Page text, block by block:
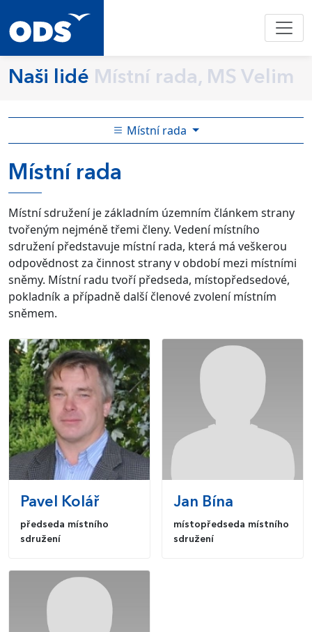
Naši lidé Místní rada, MS Velim
Místní rada
Místní rada
Místní sdružení je základním územním článkem strany
tvořeným nejméně třemi členy. Vedení místního
sdružení představuje místní rada, která má veškerou
odpovědnost za činnost strany v období mezi místními
sněmy. Místní radu tvoří předseda, místopředsedové,
pokladník a případně další členové zvolení místním
sněmem.
Pavel Kolář
předseda místního
sdružení
Jan Bína
místopředseda místního
sdružení